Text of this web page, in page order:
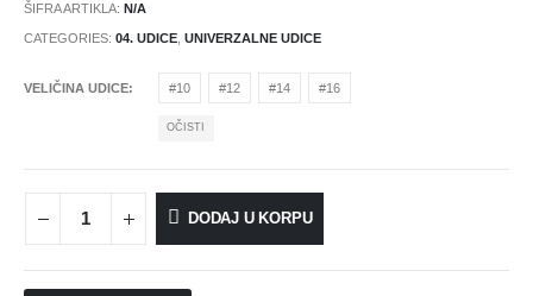
ŠIFRA ARTIKLA: N/A
CATEGORIES: 04. UDICE UNIVERZALNE UDICE
VELIČINA UDICE #10 #12 #14 #16
OČISTI
DODAJ U KORPU